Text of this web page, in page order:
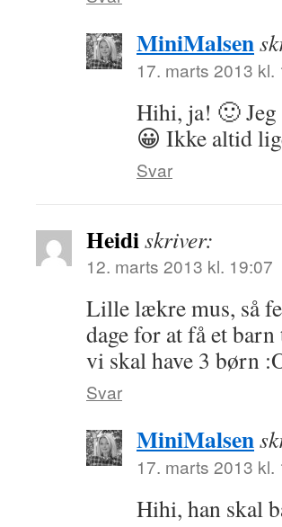
MiniMalsen
17. marts 2013 kl.
Hihi, ja! 🙂 Jeg
😀 Ikke altid
Svar
Heidiskriver:
12. marts 2013 kl. 19:07
Lille lækre mus, så
dage for at få et
vi skal have 3 børn
Svar
MiniMalsen
17. marts 2013 kl.
Hihi, han skal